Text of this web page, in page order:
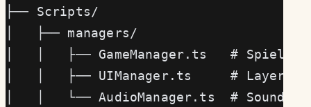
├── Scripts/
│   ├── managers/
│   │   ├── GameManager.ts   #
│   │   ├── UIManager.ts     # Layer-
│   │   └── AudioManager.ts  # Sound-